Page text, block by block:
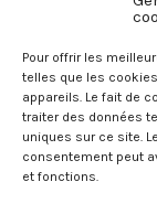
Pour offrir les
telles que les
appareils. Le fait de
traiter des données
uniques sur ce site.
consentement peut
et fonctions.
crème à motif
AJOUTER AU PANIER